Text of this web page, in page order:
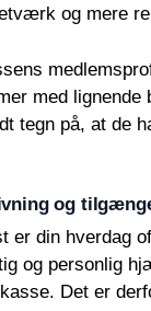
og mere
med lignende
tegn på, at de
og
er din hverdag
og personlig
Det er